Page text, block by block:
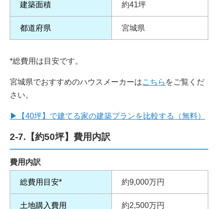
建築面積 約41坪
都道府県 宮城県
*総費用は目安です。
宮城県でおすすめのハウスメーカーはこちら をご覧くだ
さい。
▶ 【40坪】で建てる家の建築プランを比較する（無料）
2-7.【約50坪】費用内訳
費用内訳
総費用目安* 約9,000万円
土地購入費用 約2,500万円